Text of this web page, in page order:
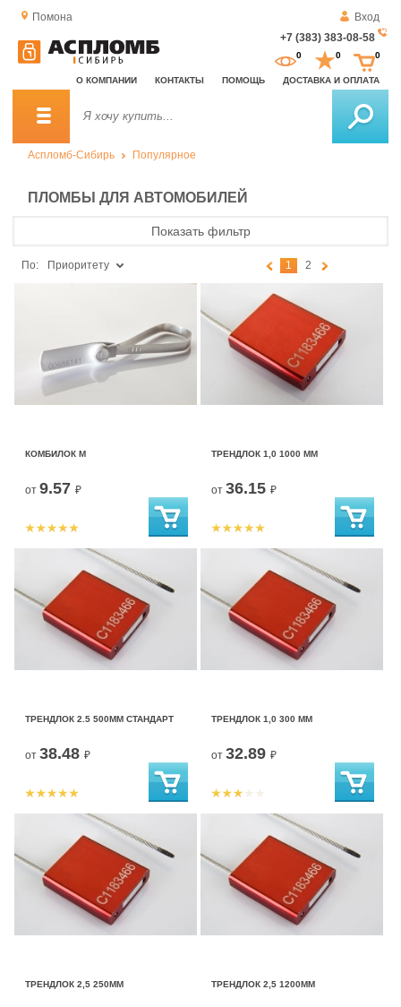
Помона
Вход
+7 (383) 383-08-58
О КОМПАНИИ КОНТАКТЫ ПОМОЩЬ ДОСТАВКА И ОПЛАТА
0 0 0
Аспломб-Сибирь Популярное
ПЛОМБЫ ДЛЯ АВТОМОБИЛЕЙ
Показать фильтр
По: Приоритету 1 2
КОМБИЛОК М
от 9.57 ₽
ТРЕНДЛОК 1,0 1000 ММ
от 36.15 ₽
ТРЕНДЛОК 2.5 500ММ СТАНДАРТ
от 38.48 ₽
ТРЕНДЛОК 1,0 300 ММ
от 32.89 ₽
ТРЕНДЛОК 2,5 250ММ ТРЕНДЛОК 2,5 1200ММ